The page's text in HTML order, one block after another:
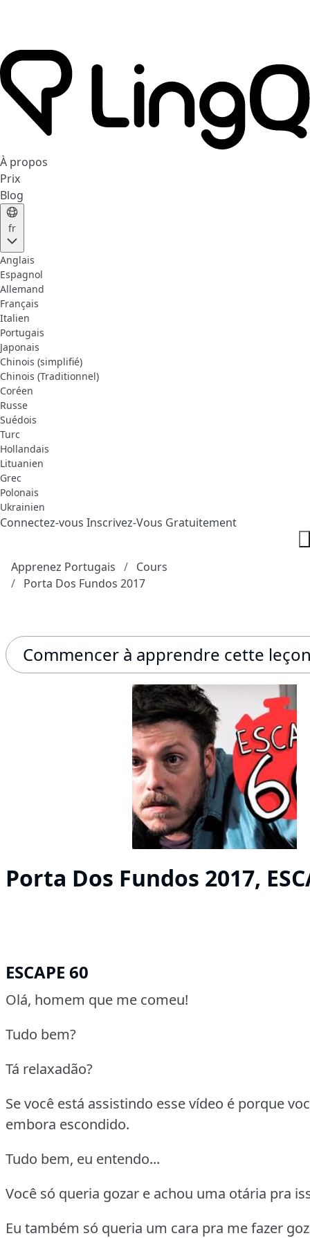
À propos
Prix
Blog
fr
Anglais
Espagnol
Allemand
Français
Italien
Portugais
Japonais
Chinois (simplifié)
Chinois (Traditionnel)
Coréen
Russe
Suédois
Turc
Hollandais
Lituanien
Grec
Polonais
Ukrainien
Connectez-vous Inscrivez-Vous Gratuitement
Apprenez Portugais
Cours
Porta Dos Fundos 2017
Commencer à apprendre cette
Porta Dos Fundos 2017,
ESCAPE 60
Olá, homem que me comeu!
Tudo bem?
Tá relaxadão?
Se você está assistindo esse vídeo é porque
embora escondido.
Tudo bem, eu entendo...
Você só queria gozar e achou uma otária pra
Eu também só queria um cara pra me fazer